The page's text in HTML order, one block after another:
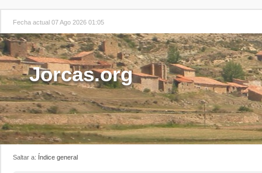
Fecha actual 07 Ago 2026 01:05
Jorcas.org
Saltar a: Índice general